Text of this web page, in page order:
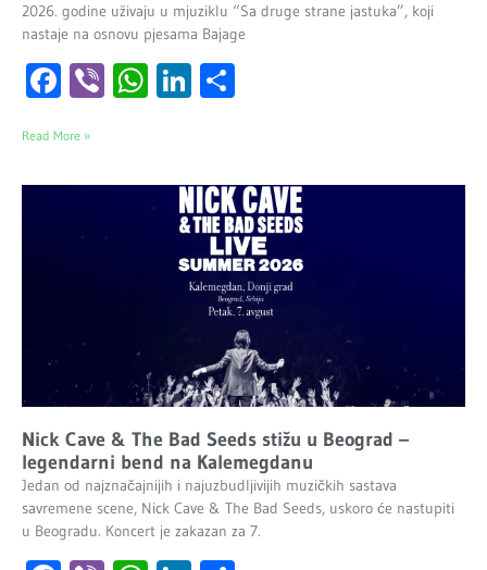
2026. godine uživaju u mjuziklu “Sa druge strane jastuka”, koji
nastaje na osnovu pjesama Bajage
Facebook
ViberWhatsApp
LinkedIn
Read More »
Nick Cave & The Bad Seeds stižu u Beograd –
legendarni bend na Kalemegdanu
Jedan od najznačajnijih i najuzbudljivijih muzičkih sastava
savremene scene, Nick Cave & The Bad Seeds, uskoro će nastupiti
u Beogradu. Koncert je zakazan za 7.